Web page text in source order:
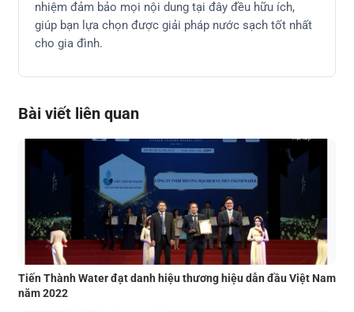
nhiệm đảm bảo mọi nội dung tại đây đều hữu ích,
giúp bạn lựa chọn được giải pháp nước sạch tốt nhất
cho gia đình.
Bài viết liên quan
Tiến Thành Water đạt danh hiệu thương hiệu dẫn đầu Việt Nam
năm 2022